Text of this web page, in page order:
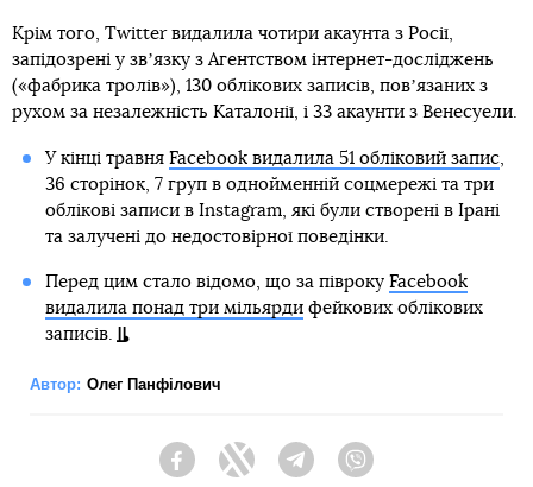
Крім того, Twitter видалила чотири акаунта з Росії,
запідозрені у звʼязку з Агентством інтернет-досліджень
(«фабрика тролів»), 130 облікових записів, повʼязаних з
рухом за незалежність Каталонії, і 33 акаунти з Венесуели.
У кінці травня Facebook видалила 51 обліковий запис,
36 сторінок, 7 груп в однойменній соцмережі та три
облікові записи в Instagram, які були створені в Ірані
та залучені до недостовірної поведінки.
Перед цим стало відомо, що за півроку Facebook
видалила понад три мільярдифейкових облікових
записів.
Автор: Олег Панфілович
FacebookTwitter Telegram